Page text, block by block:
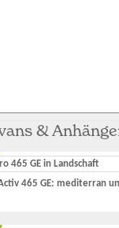
&
465 GE: mediterran